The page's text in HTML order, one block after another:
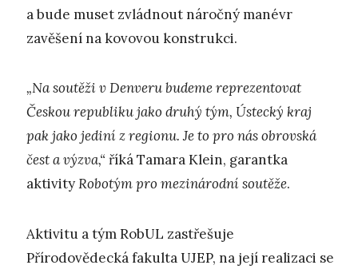
a bude muset zvládnout náročný manévr
zavěšení na kovovou konstrukci.
„Na soutěži v Denveru budeme reprezentovat
Českou republiku jako druhý tým, Ústecký kraj
pak jako jediní z regionu. Je to pro nás obrovská
čest a výzva,“ říká Tamara Klein, garantka
aktivityRobotým pro mezinárodní soutěže.
Aktivitu a tým RobUL zastřešuje
Přírodovědecká fakulta UJEP, na její realizaci se